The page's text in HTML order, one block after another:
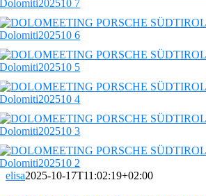
elisa2025-10-17T11:02:19+02:00